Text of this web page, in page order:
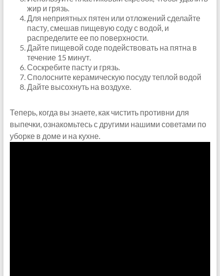
жир и грязь.
Для неприятных пятен или отложений сделайте
пасту, смешав пищевую соду с водой, и
распределите ее по поверхности.
Дайте пищевой соде подействовать на пятна в
течение 15 минут.
Соскребите пасту и грязь.
Сполосните керамическую посуду теплой водой
Дайте высохнуть на воздухе.
Теперь, когда вы знаете, как чистить противни для
выпечки, ознакомьтесь с другими нашими советами по
уборке в доме и на кухне.